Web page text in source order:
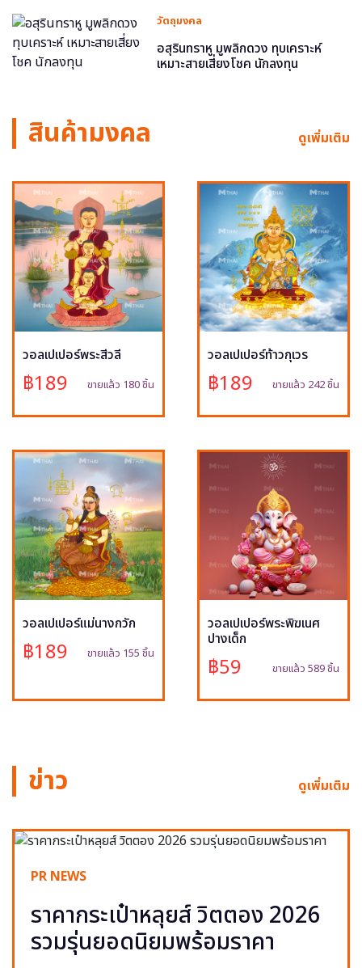
วัตถุมงคล
อสุรินทราหู มูพลิกดวง ทุบเคราะห์
เหมาะสายเสี่ยงโชค นักลงทุน
สินค้ามงคล ดูเพิ่มเติม
วอลเปเปอร์พระสีวลี
฿189 ขายแล้ว 180 ชิ้น
วอลเปเปอร์ท้าวกุเวร
฿189 ขายแล้ว 242 ชิ้น
วอลเปเปอร์แม่นางกวัก
฿189 ขายแล้ว 155 ชิ้น
วอลเปเปอร์พระพิฆเนศ
ปางเด็ก
฿59 ขายแล้ว 589 ชิ้น
ข่าว ดูเพิ่มเติม
PR NEWS
ราคากระเป๋าหลุยส์ วิตตอง 2026
รวมรุ่นยอดนิยมพร้อมราคา